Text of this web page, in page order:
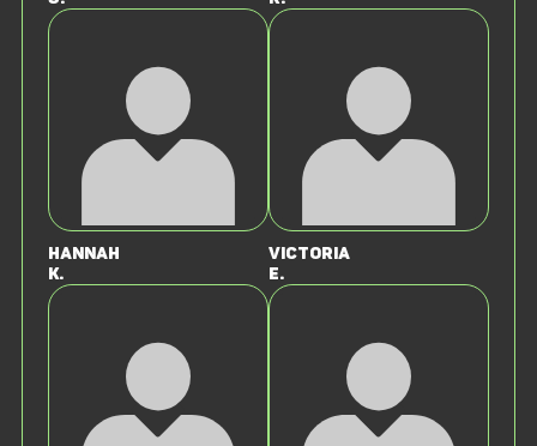
Hannah
K.
Victoria
E.